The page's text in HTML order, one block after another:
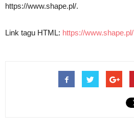
https://www.shape.pl/.
Link tagu HTML: https://www.shape.pl/